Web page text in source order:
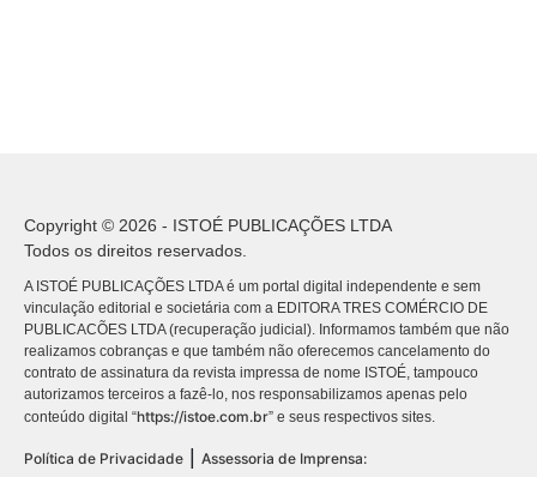
Copyright © 2026 - ISTOÉ PUBLICAÇÕES LTDA
Todos os direitos reservados.
A ISTOÉ PUBLICAÇÕES LTDA é um portal digital independente e sem
vinculação editorial e societária com a EDITORA TRES COMÉRCIO DE
PUBLICACÕES LTDA (recuperação judicial). Informamos também que não
realizamos cobranças e que também não oferecemos cancelamento do
contrato de assinatura da revista impressa de nome ISTOÉ, tampouco
autorizamos terceiros a fazê-lo, nos responsabilizamos apenas pelo
conteúdo digital “https://istoe.com.br” e seus respectivos sites.
Política de Privacidade Assessoria de Imprensa: